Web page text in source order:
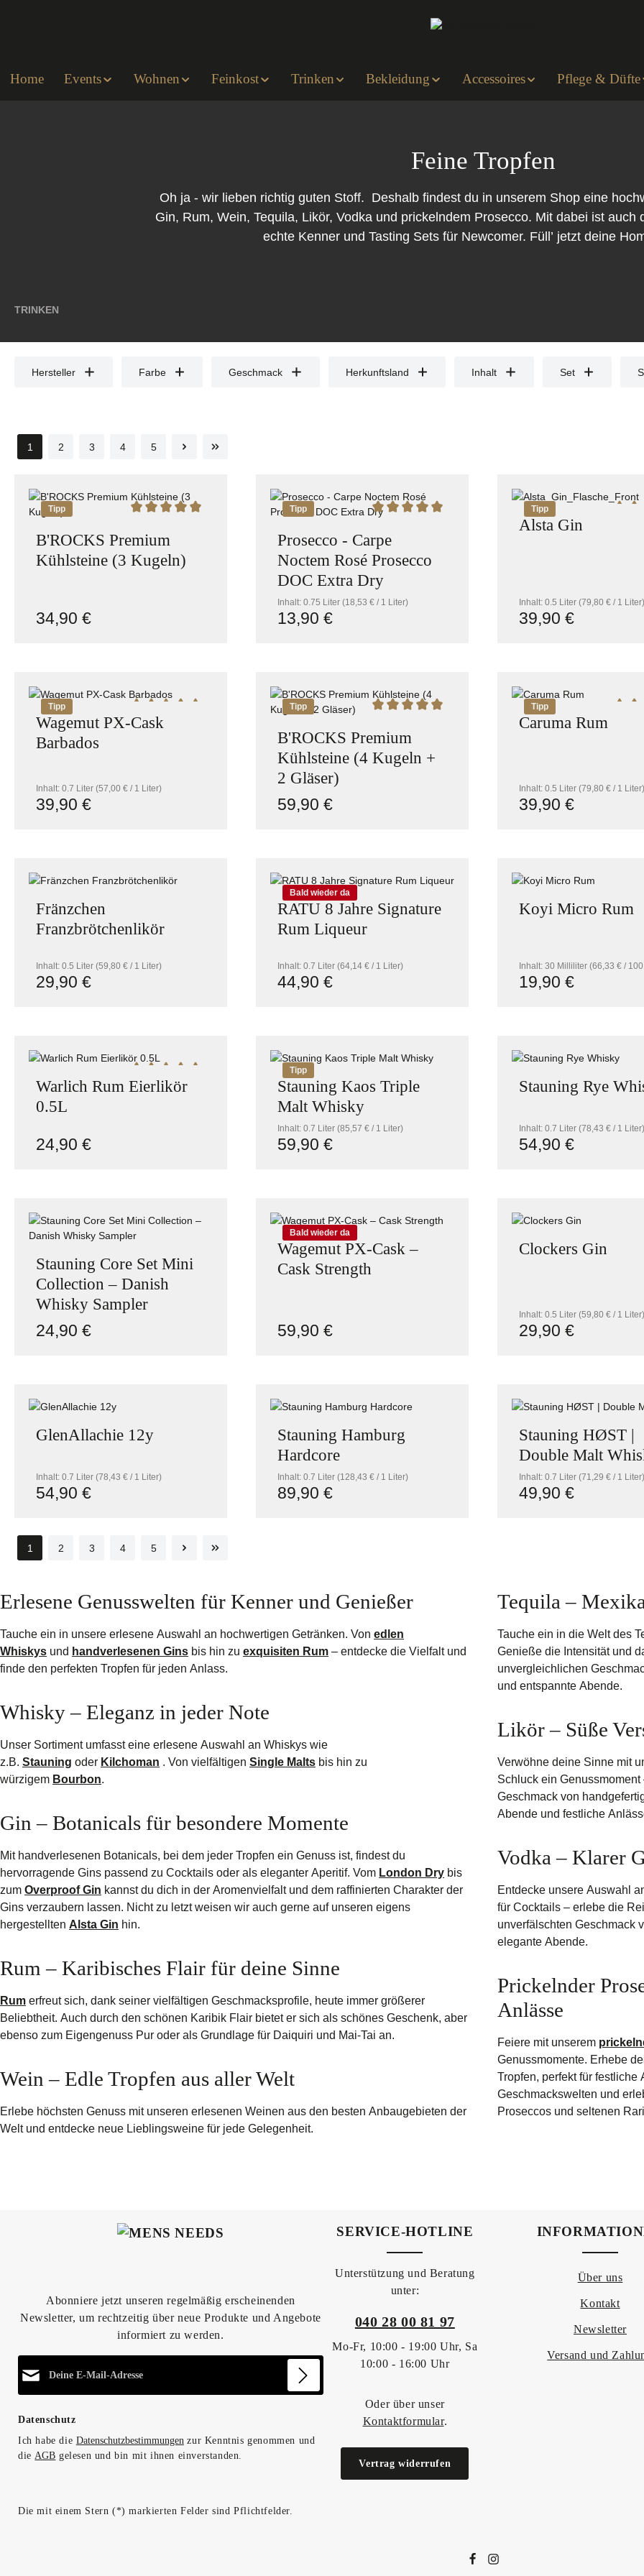
Home Events Wohnen Feinkost Trinken Bekleidung Accessoires Pflege & Düfte
Feine Tropfen
Oh ja - wir lieben richtig guten Stoff. Deshalb findest du in unserem Shop eine
Gin, Rum, Wein, Tequila, Likör, Vodka und prickelndem Prosecco. Mit dabei ist auch
echte Kenner und Tasting Sets für Newcomer. Füll’ jetzt deine
TRINKEN
Hersteller Farbe Geschmack Herkunftsland Inhalt Set
Seite
1 Seite
2 Seite
3 Seite
4 Seite
5
Tipp
B'ROCKS Premium
Kühlsteine (3 Kugeln)
Regulärer Preis:
34,90 €
Tipp
Durchschnittliche Bewertung von 5 von 5 Sternen
Prosecco - Carpe
Noctem Rosé Prosecco
DOC Extra Dry
Inhalt:0.75 Liter(18,53 € / 1 Liter)
Regulärer Preis:
13,90 €
Tipp
Alsta Gin
Inhalt:0.5 Liter(79,80 € / 1 Liter)
Regulärer Preis:
39,90 €
Tipp
Durchschnittliche Bewertung von 5 von 5 Sternen
Wagemut PX-Cask
Barbados
Inhalt:0.7 Liter(57,00 € / 1 Liter)
Regulärer Preis:
39,90 €
Tipp
Durchschnittliche Bewertung von 5 von 5 Sternen
B'ROCKS Premium
Kühlsteine (4 Kugeln +
2 Gläser)
Regulärer Preis:
59,90 €
Tipp
Caruma Rum
Inhalt:0.5 Liter(79,80 € / 1 Liter)
Regulärer Preis:
39,90 €
Fränzchen
Franzbrötchenlikör
Inhalt:0.5 Liter(59,80 € / 1 Liter)
Regulärer Preis:
29,90 €
Bald wieder da
RATU 8 Jahre Signature
Rum Liqueur
Inhalt:0.7 Liter(64,14 € / 1 Liter)
Regulärer Preis:
44,90 €
Koyi Micro Rum
Inhalt:30 Milliliter(66,33 € /
Regulärer Preis:
19,90 €
Durchschnittliche Bewertung von 5 von 5 Sternen
Warlich Rum Eierlikör
0.5L
Regulärer Preis:
24,90 €
Tipp
Stauning Kaos Triple
Malt Whisky
Inhalt:0.7 Liter(85,57 € / 1 Liter)
Regulärer Preis:
59,90 €
Stauning Rye
Inhalt:0.7 Liter(78,43 € / 1 Liter)
Regulärer Preis:
54,90 €
Stauning Core Set Mini
Collection – Danish
Whisky Sampler
Regulärer Preis:
24,90 €
Bald wieder da
Wagemut PX-Cask –
Cask Strength
Regulärer Preis:
59,90 €
Clockers Gin
Inhalt:0.5 Liter(59,80 € / 1 Liter)
Regulärer Preis:
29,90 €
GlenAllachie 12y
Inhalt:0.7 Liter(78,43 € / 1 Liter)
Regulärer Preis:
54,90 €
Produkt Anzahl: Gib den gewünschten Wert ein oder benutze die
Stauning Hamburg
Hardcore
Inhalt:0.7 Liter(128,43 € / 1 Liter)
Regulärer Preis:
89,90 €
Stauning HØST |
Double Malt
Inhalt:0.7 Liter(71,29 € / 1 Liter)
Regulärer Preis:
49,90 €
Seite
1 Seite
2 Seite
3 Seite
4 Seite
5
Erlesene Genusswelten für Kenner und Genießer
Tauche ein in unsere erlesene Auswahl an hochwertigen Getränken. Von edlen
Whiskys und handverlesenen Gins bis hin zu exquisiten Rum– entdecke die Vielfalt und
finde den perfekten Tropfen für jeden Anlass.
Whisky – Eleganz in jeder Note
Unser Sortiment umfasst eine erlesene Auswahl an Whiskys wie
z.B. Stauning oder Kilchoman . Von vielfältigen Single Malts bis hin zu
würzigem Bourbon.
Gin – Botanicals für besondere Momente
Mit handverlesenen Botanicals, bei dem jeder Tropfen ein Genuss ist, findest du
hervorragende Gins passend zu Cocktails oder als eleganter Aperitif. Vom London Dry bis
zumOverproof Gin kannst du dich in der Aromenvielfalt und dem raffinierten Charakter der
Gins verzaubern lassen. Nicht zu letzt weisen wir auch gerne auf unseren eigens
hergestellten Alsta Gin hin.
Rum – Karibisches Flair für deine Sinne
Rumerfreut sich, dank seiner vielfältigen Geschmacksprofile, heute immer größerer
Beliebtheit. Auch durch den schönen Karibik Flair bietet er sich als schönes Geschenk, aber
ebenso zum Eigengenuss Pur oder als Grundlage für Daiquiri und Mai-Tai an.
Wein – Edle Tropfen aus aller Welt
Erlebe höchsten Genuss mit unseren erlesenen Weinen aus den besten Anbaugebieten der
Welt und entdecke neue Lieblingsweine für jede Gelegenheit.
Tequila –
Tauche ein in die Welt des
Genieße die Intensität und
unvergleichlichen
und entspannte Abende.
Likör – Süße
Verwöhne deine Sinne mit
Schluck ein
Geschmack von
Abende und festliche
Vodka – Klarer
Entdecke unsere Auswahl
für Cocktails – erlebe die
unverfälschten Geschmack
elegante Abende.
Prickelnder
Anlässe
Feiere mit unserem
Genussmomente. Erhebe
Tropfen, perfekt für
Geschmackswelten und
Proseccos und seltenen
Abonniere jetzt unseren regelmäßig erscheinenden
Newsletter, um rechtzeitig über neue Produkte und Angebote
informiert zu werden.
Datenschutz
Ich habe die Datenschutzbestimmungenzur Kenntnis genommen und
dieAGB gelesen und bin mit ihnen einverstanden.
Die mit einem Stern (*) markierten Felder sind Pflichtfelder.
SERVICE-HOTLINE
Unterstützung und Beratung
unter:
040 28 00 81 97
Mo-Fr, 10:00 - 19:00 Uhr, Sa
10:00 - 16:00 Uhr
Oder über unser
Kontaktformular.
Vertrag widerrufen
Über uns
Kontakt
Newsletter
Versand und